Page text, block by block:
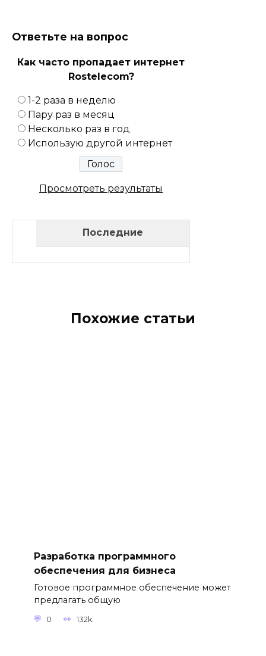
Ответьте на вопрос
Как часто пропадает интернет
Rostelecom?
1-2 раза в неделю
Пару раз в месяц
Несколько раз в год
Использую другой интернет
Просмотреть результаты
Последние
Похожие статьи
Разработка программного
обеспечения для бизнеса
Готовое программное обеспечение может
предлагать общую
0 132k.